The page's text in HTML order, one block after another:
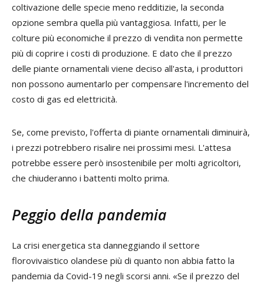
coltivazione delle specie meno redditizie, la seconda
opzione sembra quella più vantaggiosa. Infatti, per le
colture più economiche il prezzo di vendita non permette
più di coprire i costi di produzione. E dato che il prezzo
delle piante ornamentali viene deciso all'asta, i produttori
non possono aumentarlo per compensare l'incremento del
costo di gas ed elettricità.
Se, come previsto, l'offerta di piante ornamentali diminuirà,
i prezzi potrebbero risalire nei prossimi mesi. L'attesa
potrebbe essere però insostenibile per molti agricoltori,
che chiuderanno i battenti molto prima.
Peggio della pandemia
La crisi energetica sta danneggiando il settore
florovivaistico olandese più di quanto non abbia fatto la
pandemia da Covid-19 negli scorsi anni. «Se il prezzo del